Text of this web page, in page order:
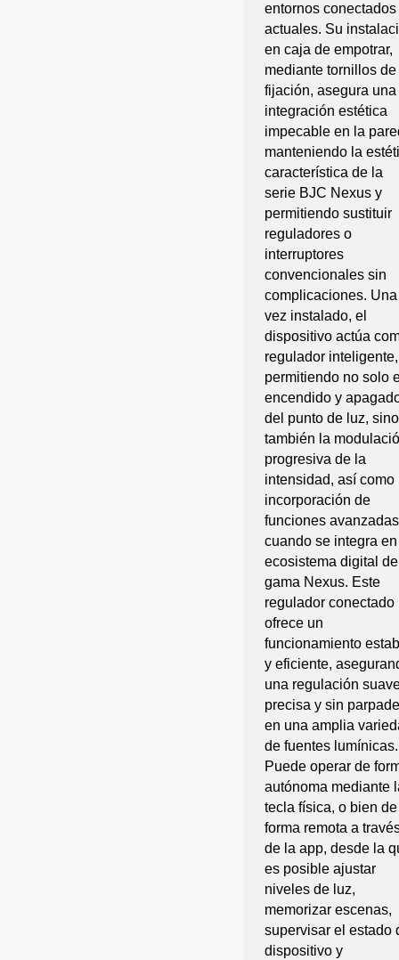
entornos conectados
actuales. Su
en caja de empotrar,
mediante tornillos de
fijación, asegura una
integración estética
impecable en la
manteniendo la
característica de la
serie BJC Nexus y
permitiendo sustituir
reguladores o
interruptores
convencionales sin
complicaciones. Una
vez instalado, el
dispositivo actúa
regulador inteligente,
permitiendo no solo
encendido y
del punto de luz, sino
también la
progresiva de la
intensidad, así como
incorporación de
funciones avanzadas
cuando se integra
ecosistema digital
gama Nexus. Este
regulador conectado
ofrece un
funcionamiento
y eficiente,
una regulación
precisa y sin
en una amplia
de fuentes lumínicas.
Puede operar de
autónoma mediante
tecla física, o bien de
forma remota a
de la app, desde la
es posible ajustar
niveles de luz,
memorizar escenas,
supervisar el estado
dispositivo y